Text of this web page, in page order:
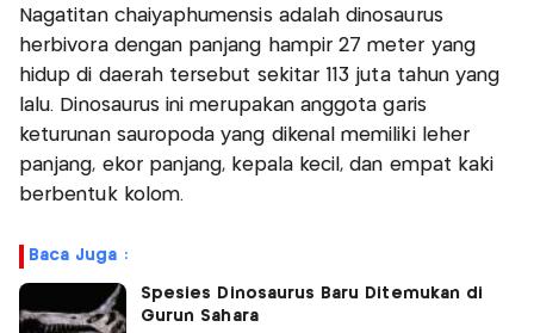
Nagatitan chaiyaphumensis adalah dinosaurus
herbivora dengan panjang hampir 27 meter yang
hidup di daerah tersebut sekitar 113 juta tahun yang
lalu. Dinosaurus ini merupakan anggota garis
keturunan sauropoda yang dikenal memiliki leher
panjang, ekor panjang, kepala kecil, dan empat kaki
berbentuk kolom.
Baca Juga :
Spesies Dinosaurus Baru Ditemukan di
Gurun Sahara